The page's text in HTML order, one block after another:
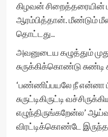
கிழவன்
ஆரம்பித்தான். மீண்டும்
தொட்டது..
அவனுடைய கழுத்தும்
சுருக்கிக்கொண்டு சுண்டி
‘பண்ணிப்பயலே நீ என்னா
சுருட்டிகிருட்டி
எழுந்திருங்கறேன்ல’
விரட்டிக்கொண்டே